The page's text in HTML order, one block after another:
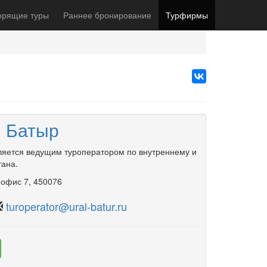
туры Раннее бронирование Турфирмы
Батыр
ведущим туроператором по внутреннему и
офис 7, 450076
turoperator@ural-batur.ru